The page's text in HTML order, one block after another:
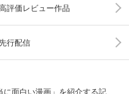
評価レビュー作品
行配信
面白い漫画」を紹介する記